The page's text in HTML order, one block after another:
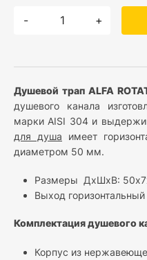
- +
Душевой трап ALFA
душевого канала
марки AISI 304 и
для душа имеет
диаметром 50 мм.
Размеры ДхШхВ:
Выход
Комплектация душевого
Корпус из